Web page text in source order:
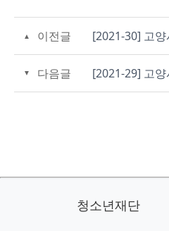
이전글 [2021-30] 고
다음글 [2021-29] 고
청소년재단